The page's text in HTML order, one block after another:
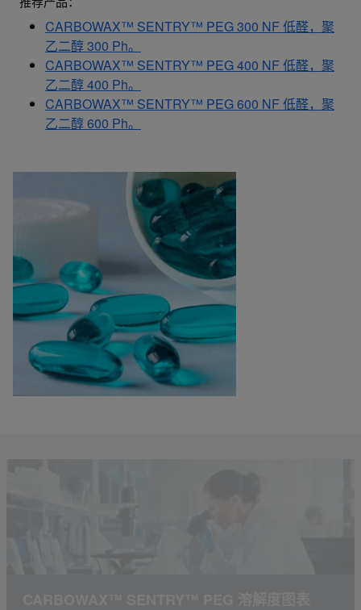
CARBOWAX™ SENTRY™ PEG 300 NF 低醛，聚
乙二醇 300 Ph。
CARBOWAX™ SENTRY™ PEG 400 NF 低醛，聚
乙二醇 400 Ph。
CARBOWAX™ SENTRY™ PEG 600 NF 低醛，聚
乙二醇 600 Ph。